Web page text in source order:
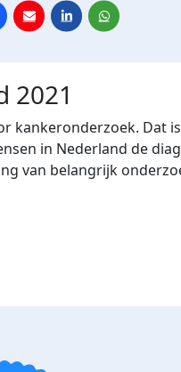
2021
kankeronderzoek. Dat
in Nederland de
van belangrijk